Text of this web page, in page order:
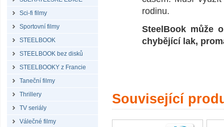
Sci-fi filmy
Sportovní filmy
STEELBOOK
STEELBOOK bez disků
STEELBOOKY z Francie
Taneční filmy
Thrillery
TV seriály
Válečné filmy
rodinu.
SteelBook může
chybějící lak,
Související